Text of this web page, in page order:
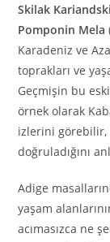
Skilak
Pomponin Mela
Karadeniz ve
toprakları ve
Geçmişin bu
örnek olarak
izlerini
doğruladığını
Adige
yaşam
acımasızca ne